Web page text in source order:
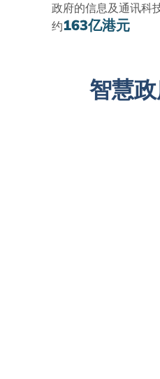
政府的信息及通讯科
约163亿港元
智慧